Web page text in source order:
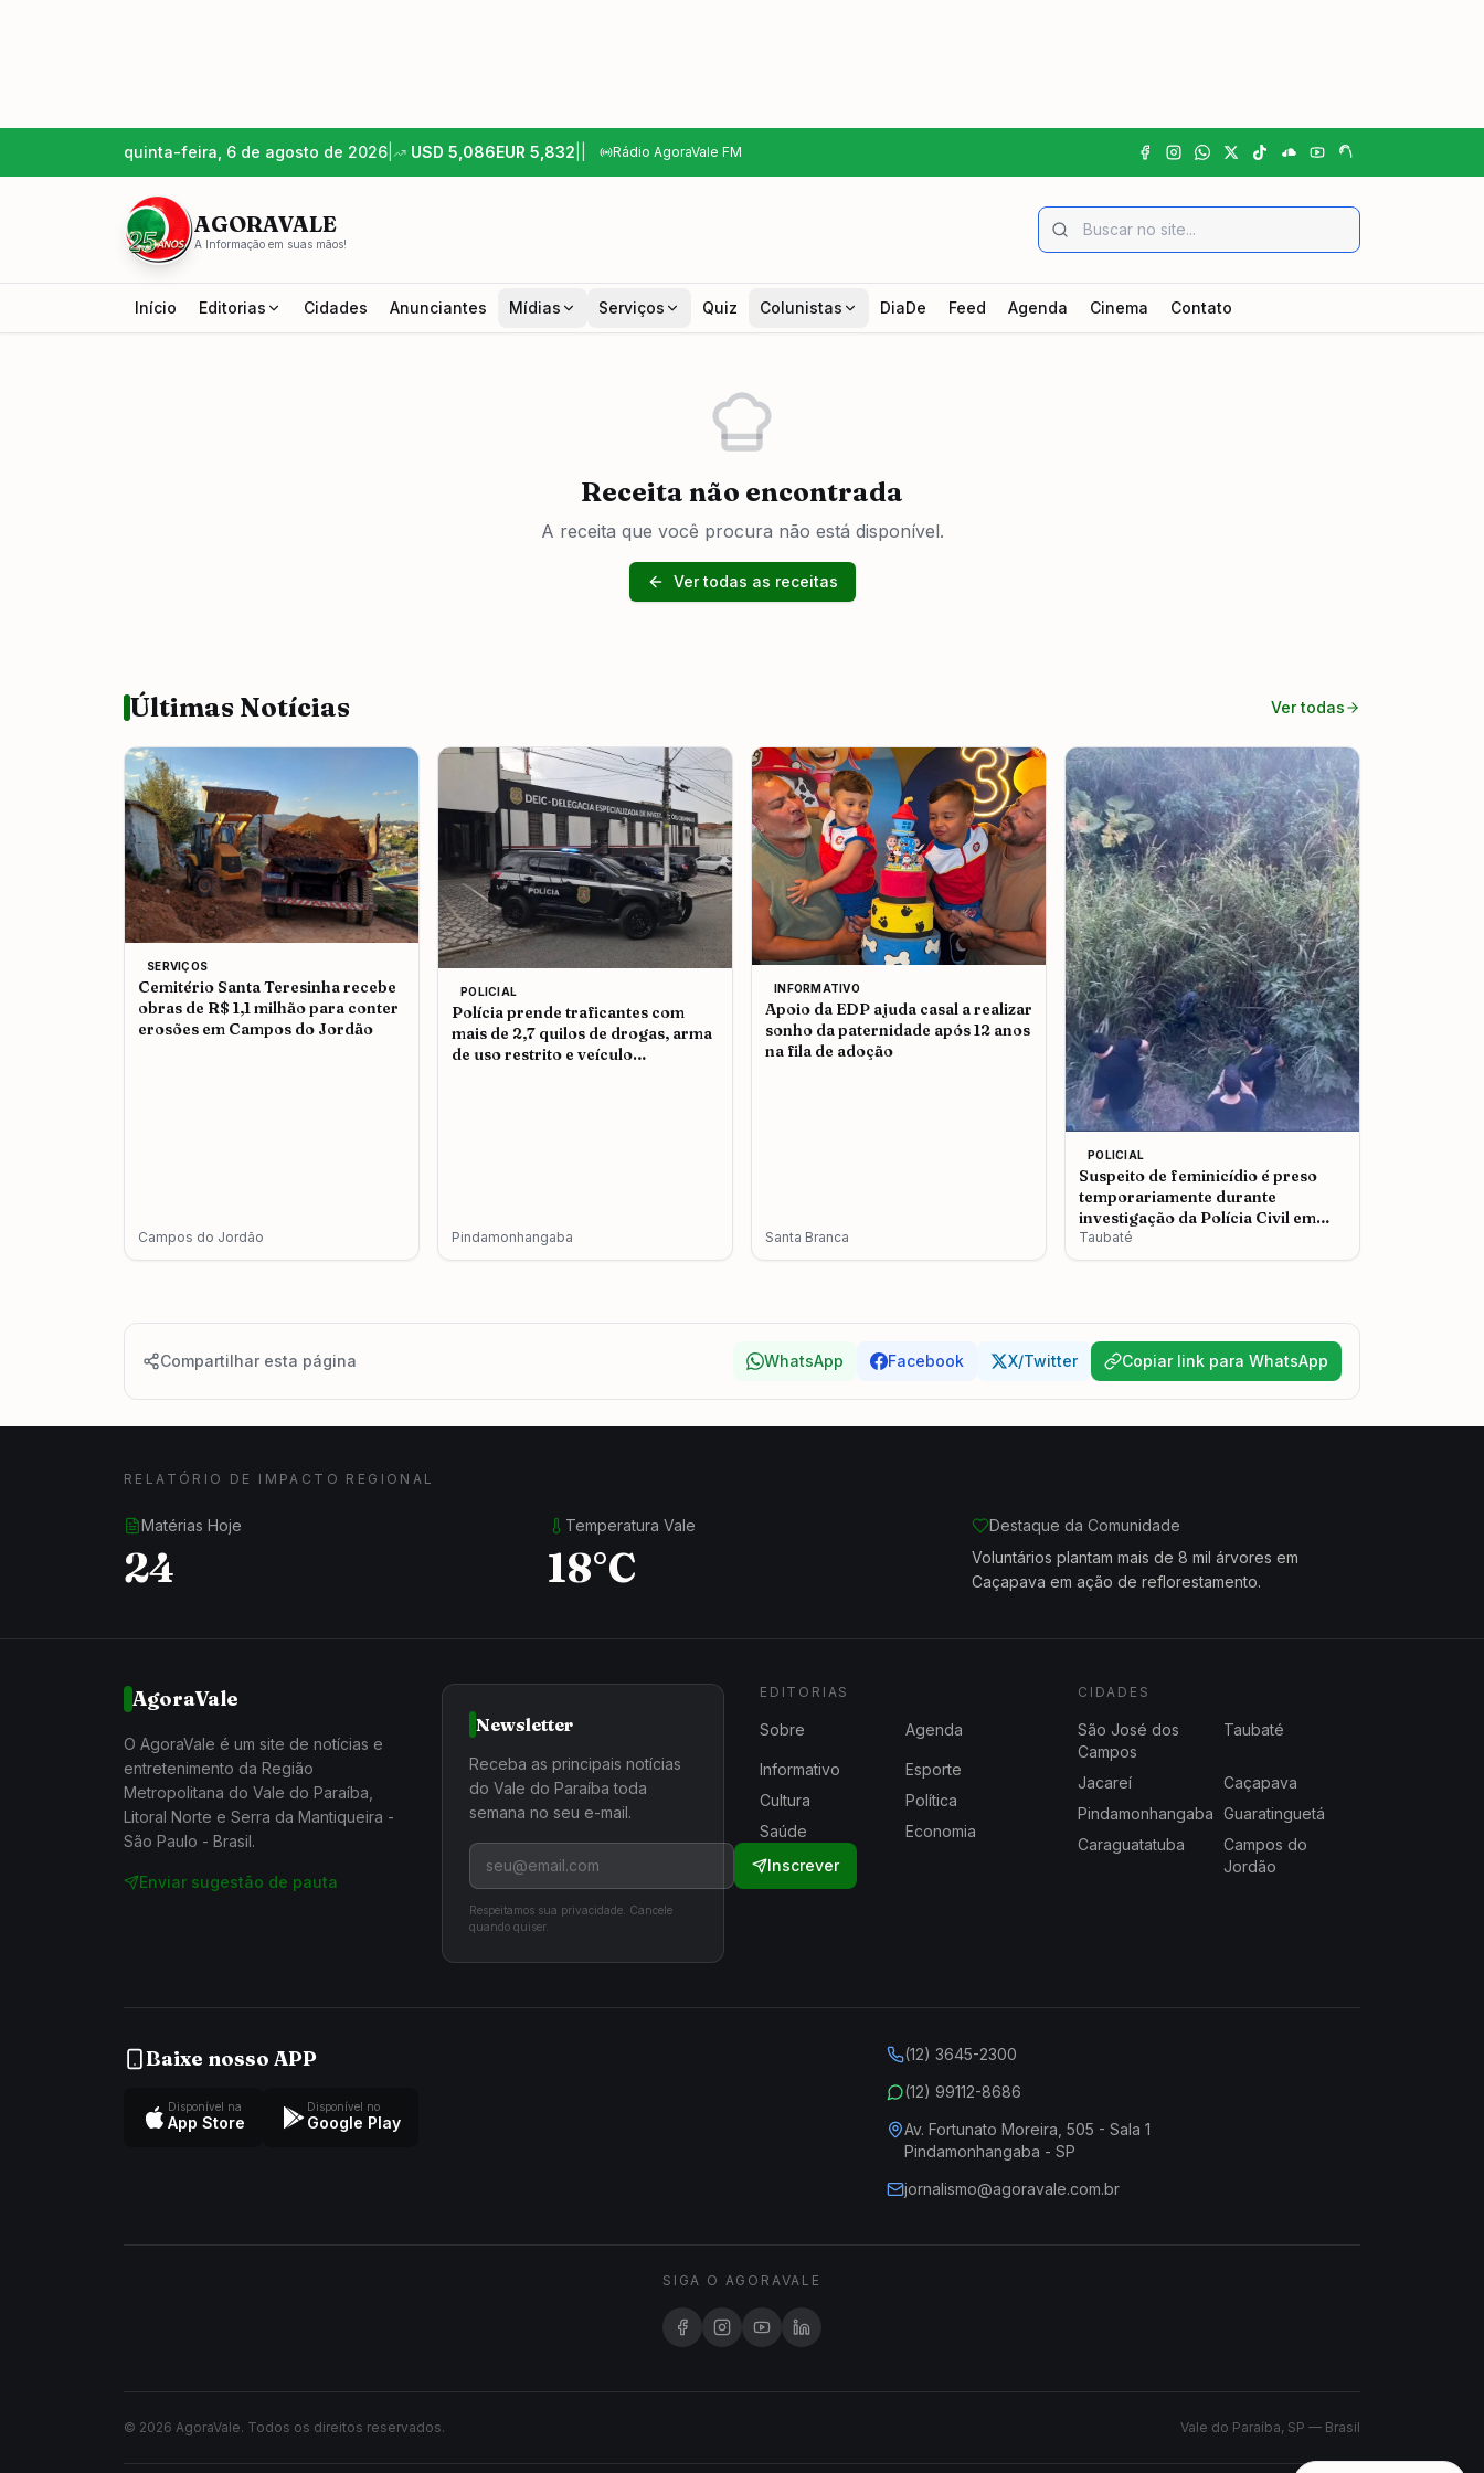
quinta-feira, 6 de agosto de 2026 USD 5,086EUR 5,832 Rádio AgoraVale FM
AGORAVALE
A Informação em suas mãos!
Início Editorias Cidades Anunciantes Mídias Serviços Quiz Colunistas DiaDe Feed Agenda Cinema Contato
Receita não encontrada
A receita que você procura não está disponível.
Ver todas as receitas
Últimas Notícias Ver todas
SERVIÇOS
Cemitério Santa Teresinha recebe
obras de R$ 1,1 milhão para conter
erosões em Campos do Jordão
Campos do Jordão
POLICIAL
Polícia prende traficantes com
mais de 2,7 quilos de drogas, arma
de uso restrito e veículo
Pindamonhangaba
INFORMATIVO
Apoio da EDP ajuda casal a realizar
sonho da paternidade após 12 anos
na fila de adoção
Santa Branca
POLICIAL
Suspeito de feminicídio é preso
temporariamente durante
investigação da Polícia Civil em
Taubaté
Taubaté
Compartilhar esta página WhatsApp Facebook X/Twitter Copiar link para WhatsApp
RELATÓRIO DE IMPACTO REGIONAL
Matérias Hoje
24
Temperatura Vale
18°C
Destaque da Comunidade
Voluntários plantam mais de 8 mil árvores em
Caçapava em ação de reflorestamento.
AgoraVale
O AgoraVale é um site de notícias e
entretenimento da Região
Metropolitana do Vale do Paraíba,
Litoral Norte e Serra da Mantiqueira -
São Paulo - Brasil.
Enviar sugestão de pauta
Newsletter
Receba as principais notícias
do Vale do Paraíba toda
semana no seu e-mail.
Inscrever
Respeitamos sua privacidade. Cancele
quando quiser.
EDITORIAS
Sobre Agenda
Informativo
Esporte
Cultura
Política
Saúde
Economia
CIDADES
São José dos
Campos
Taubaté
Jacareí
Caçapava
Pindamonhangaba Guaratinguetá
Caraguatatuba
Campos do
Jordão
Baixe nosso APP
Disponível na
App Store
Disponível no
Google Play
(12) 3645-2300
(12) 99112-8686
Av. Fortunato Moreira, 505 - Sala 1
Pindamonhangaba - SP
jornalismo@agoravale.com.br
SIGA O AGORAVALE
© 2026 AgoraVale. Todos os direitos reservados. Vale do Paraíba, SP — Brasil